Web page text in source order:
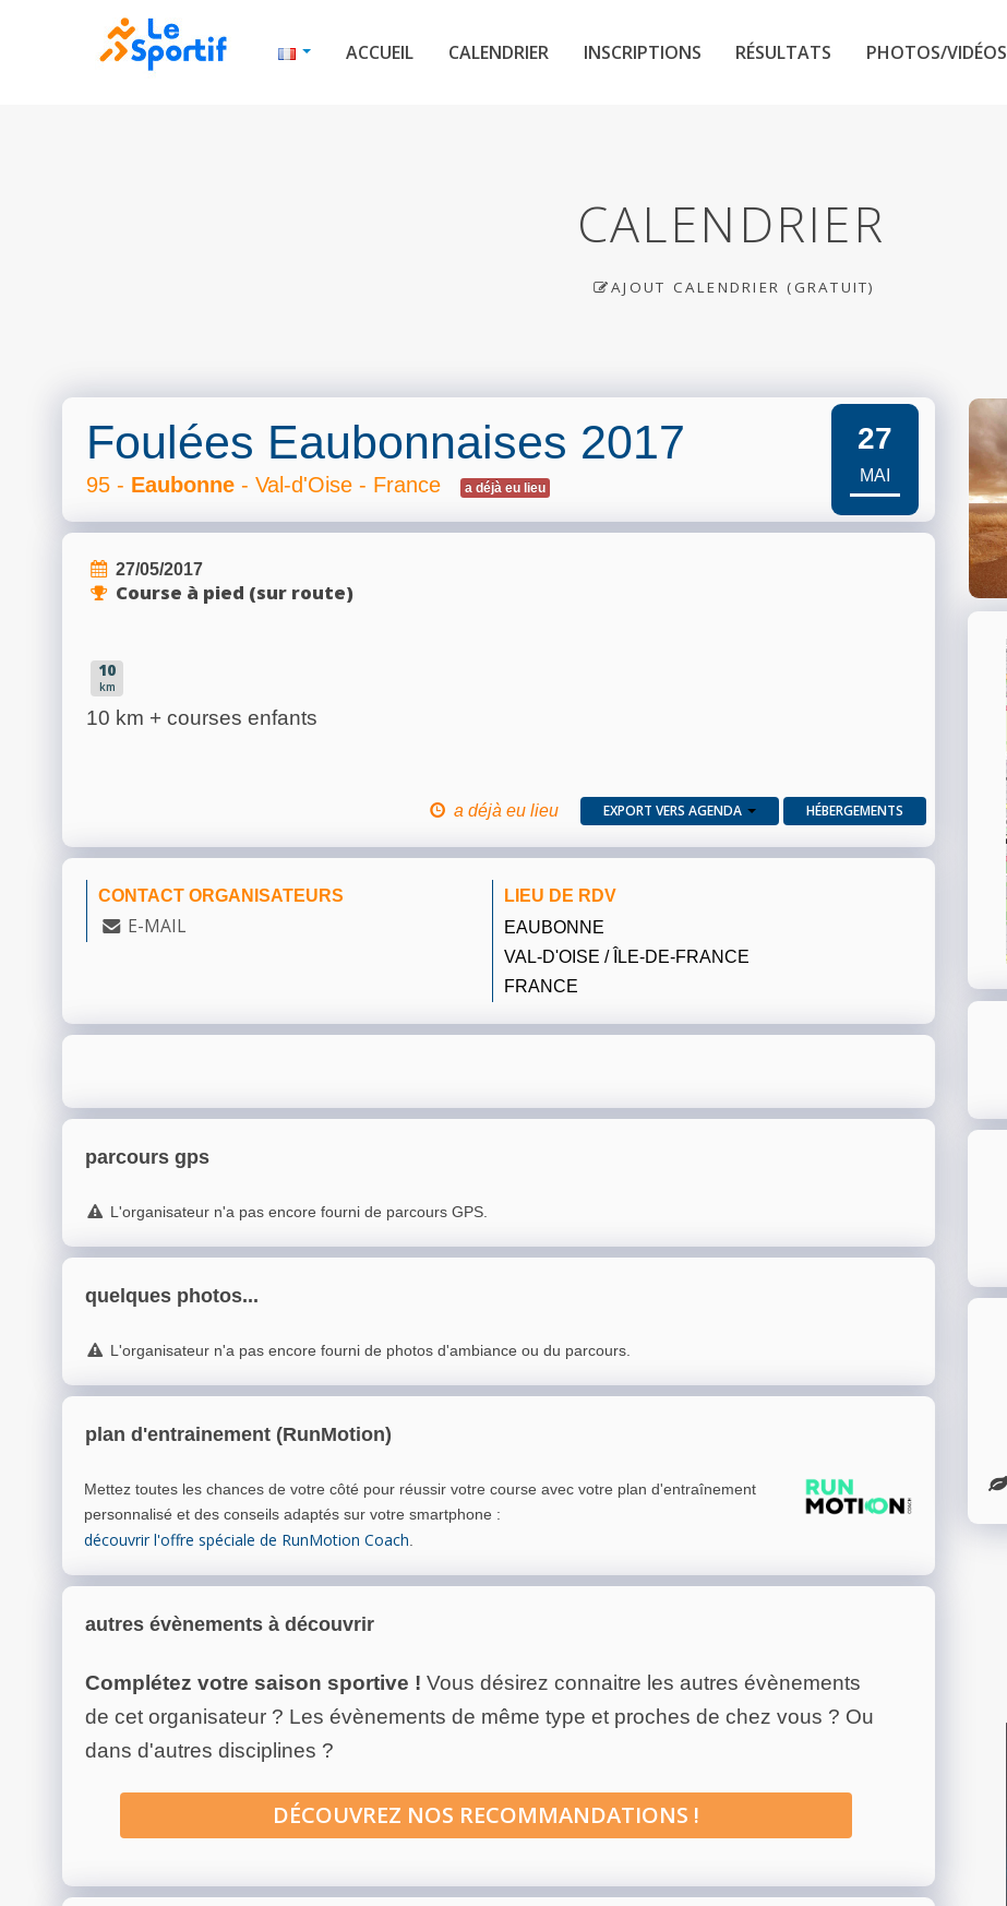
ACCUEIL CALENDRIER INSCRIPTIONS RÉSULTATS PHOTOS/VIDÉOS
CALENDRIER
AJOUT CALENDRIER (GRATUIT)
Foulées Eaubonnaises 2017
95 - Eaubonne - Val-d'Oise - France a déjà eu lieu
27
MAI
27/05/2017
Course à pied (sur route)
10
km
10 km + courses enfants
a déjà eu lieu EXPORT VERS AGENDA HÉBERGEMENTS
CONTACT ORGANISATEURS
E-MAIL
LIEU DE RDV
EAUBONNE
VAL-D'OISE / ÎLE-DE-FRANCE
FRANCE
parcours gps
L'organisateur n'a pas encore fourni de parcours GPS.
quelques photos...
L'organisateur n'a pas encore fourni de photos d'ambiance ou du parcours.
plan d'entrainement (RunMotion)
Mettez toutes les chances de votre côté pour réussir votre course avec votre plan d'entraînement
personnalisé et des conseils adaptés sur votre smartphone :
découvrir l'offre spéciale de RunMotion Coach.
autres évènements à découvrir
Complétez votre saison sportive ! Vous désirez connaitre les autres évènements
de cet organisateur ? Les évènements de même type et proches de chez vous ? Ou
dans d'autres disciplines ?
DÉCOUVREZ NOS RECOMMANDATIONS !